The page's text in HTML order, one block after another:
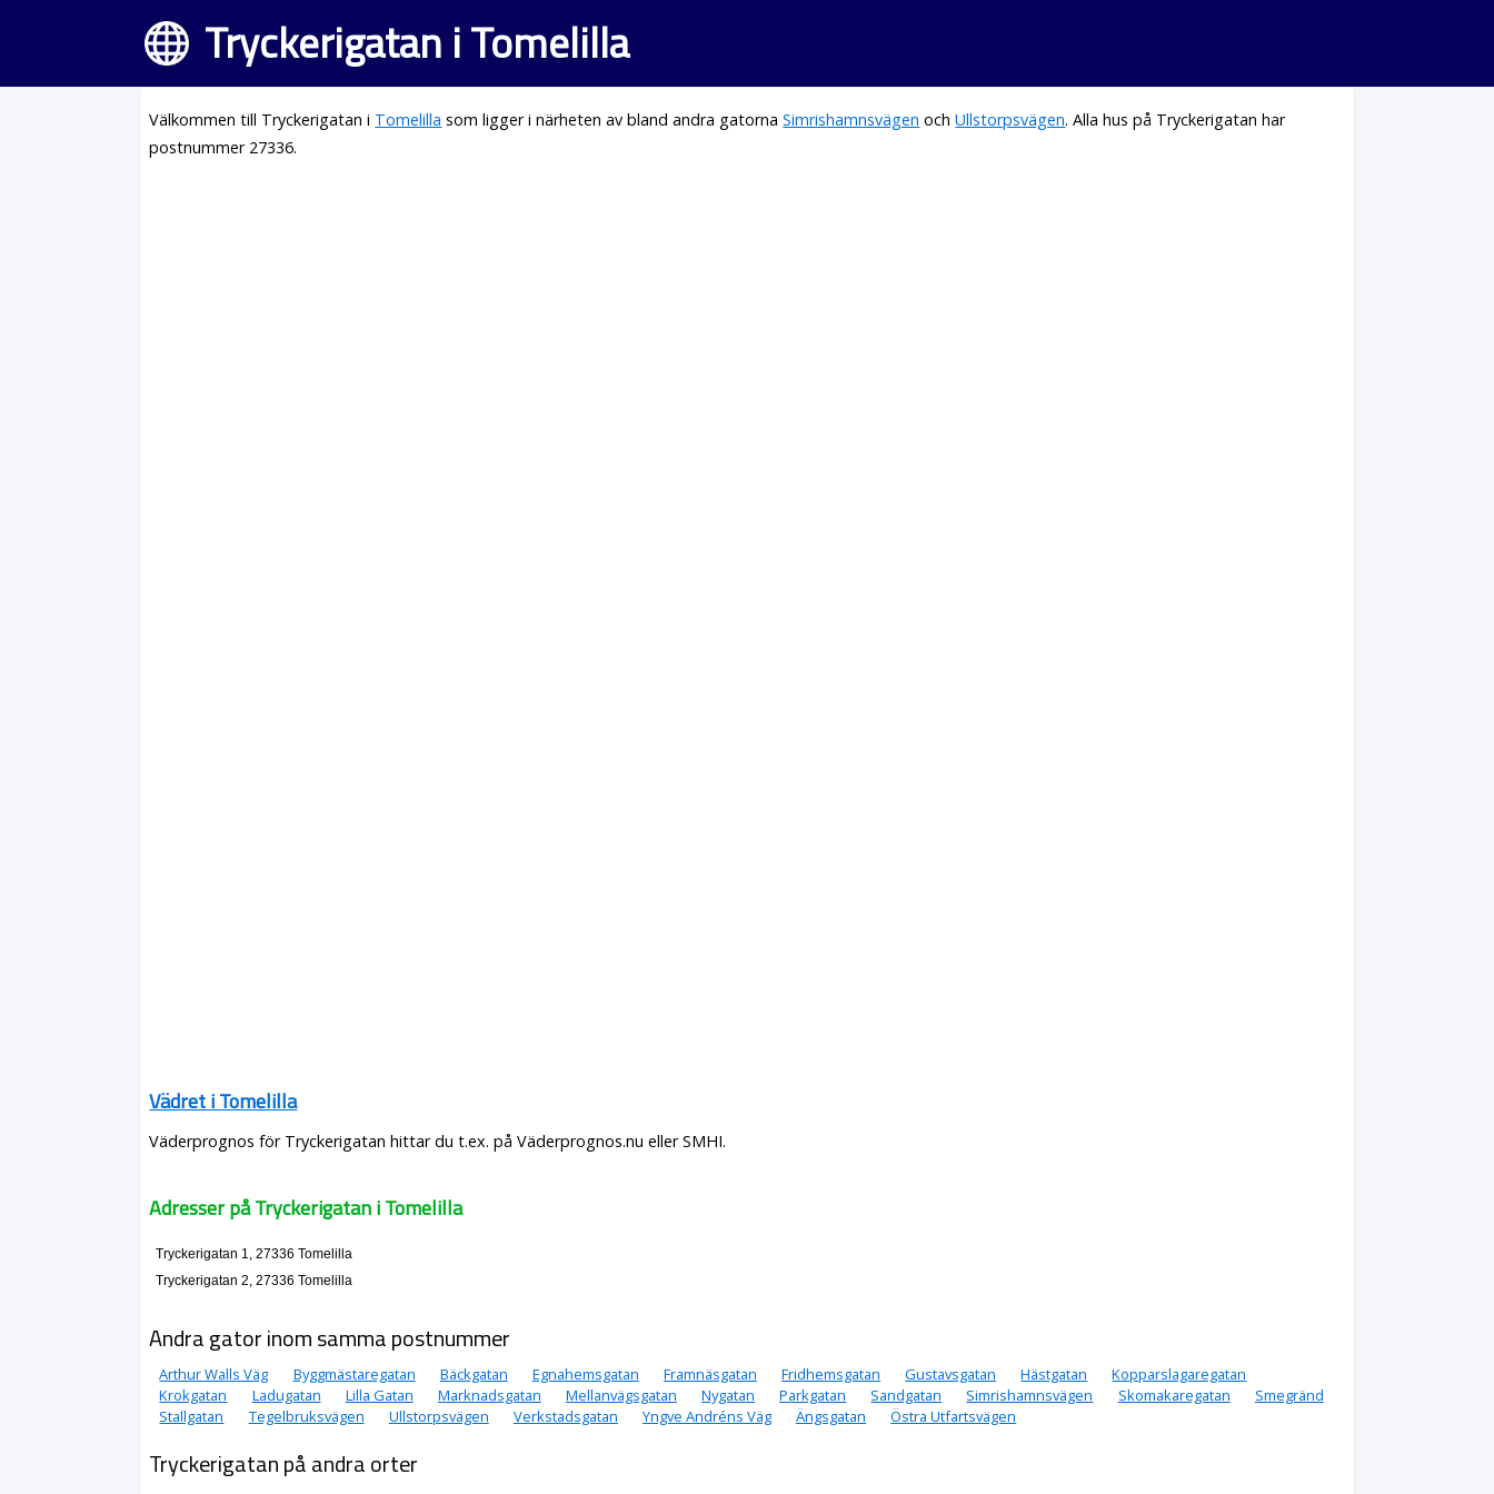
Tryckerigatan i Tomelilla
Välkommen till Tryckerigatan i Tomelilla som ligger i närheten av bland andra gatornaSimrishamnsvägen ochUllstorpsvägen. Alla hus på Tryckerigatan har
postnummer 27336.
Vädret i Tomelilla
Väderprognos för Tryckerigatan hittar du t.ex. på Väderprognos.nu eller SMHI.
Adresser på Tryckerigatan i Tomelilla
Tryckerigatan 1, 27336 Tomelilla
Tryckerigatan 2, 27336 Tomelilla
Andra gator inom samma postnummer
Arthur Walls Väg Byggmästaregatan Bäckgatan Egnahemsgatan Framnäsgatan Fridhemsgatan Gustavsgatan Hästgatan
Kopparslagaregatan
Krokgatan
Ladugatan Lilla Gatan Marknadsgatan Mellanvägsgatan Nygatan Parkgatan Sandgatan Simrishamnsvägen Skomakaregatan
Smegränd
Stallgatan
Tegelbruksvägen Ullstorpsvägen Verkstadsgatan Yngve Andréns Väg Ängsgatan Östra Utfartsvägen
Tryckerigatan på andra orter